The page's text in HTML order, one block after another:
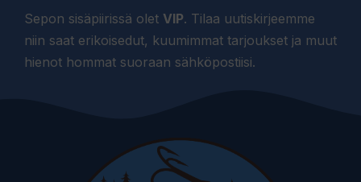
Sepon sisäpiirissä olet VIP. Tilaa uutiskirjeemme
niin saat erikoisedut, kuumimmat tarjoukset ja muut
hienot hommat suoraan sähköpostiisi.